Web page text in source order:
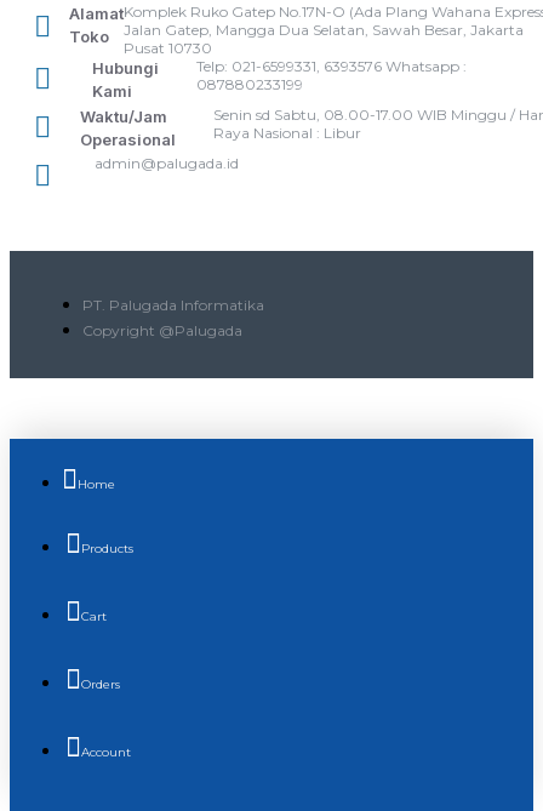
Alamat
Toko
Komplek Ruko Gatep No.17N-O (Ada Plang Wahana
Jalan Gatep, Mangga Dua Selatan, Sawah Besar, Jakarta
Pusat 10730
Hubungi
Kami
Telp: 021-6599331, 6393576 Whatsapp :
087880233199
Waktu/Jam
Operasional
Senin sd Sabtu, 08.00-17.00 WIB Minggu /
Raya Nasional : Libur
admin@palugada.id
PT. Palugada Informatika
Copyright @Palugada
Home
Products
Cart
Orders
Account